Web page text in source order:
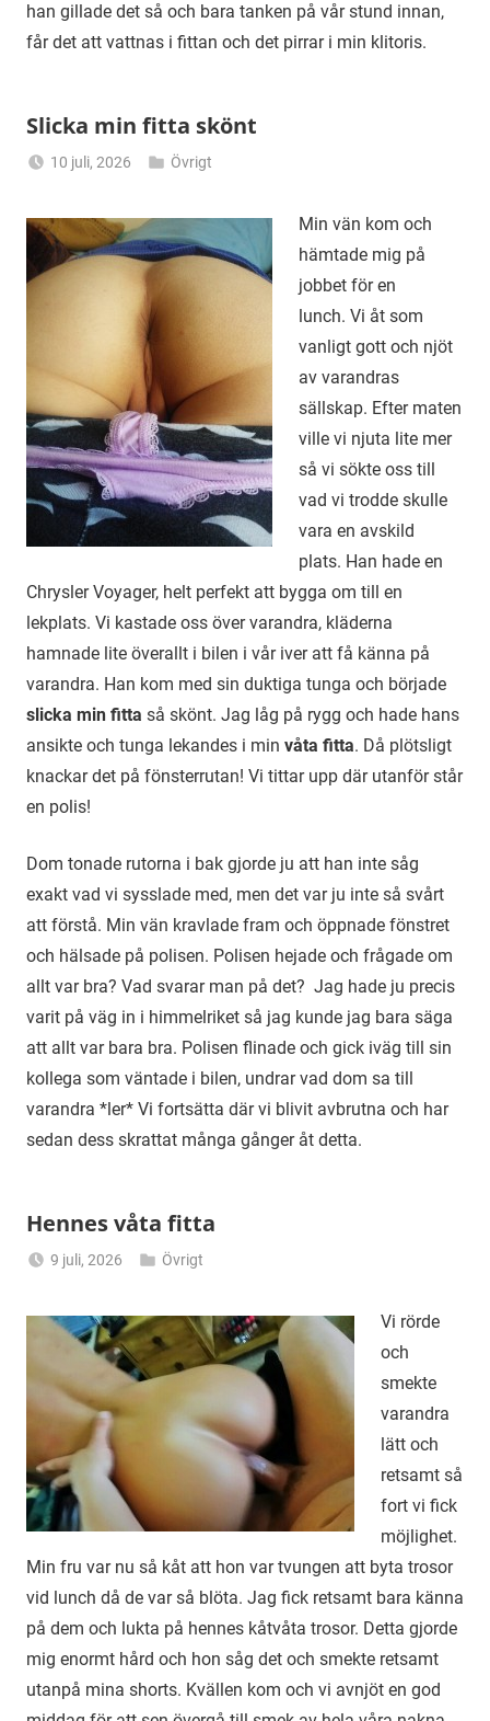
han gillade det så och bara tanken på vår stund innan,
får det att vattnas i fittan och det pirrar i min klitoris.
Slicka min fitta skönt
10 juli, 2026
Övrigt
Min vän kom och
hämtade mig på
jobbet för en
lunch. Vi åt som
vanligt gott och njöt
av varandras
sällskap. Efter maten
ville vi njuta lite mer
så vi sökte oss till
vad vi trodde skulle
vara en avskild
plats. Han hade en
Chrysler Voyager, helt perfekt att bygga om till en
lekplats. Vi kastade oss över varandra, kläderna
hamnade lite överallt i bilen i vår iver att få känna på
varandra. Han kom med sin duktiga tunga och började
slicka min fitta så skönt. Jag låg på rygg och hade hans
ansikte och tunga lekandes i min våta fitta. Då plötsligt
knackar det på fönsterrutan! Vi tittar upp där utanför står
en polis!
Dom tonade rutorna i bak gjorde ju att han inte såg
exakt vad vi sysslade med, men det var ju inte så svårt
att förstå. Min vän kravlade fram och öppnade fönstret
och hälsade på polisen. Polisen hejade och frågade om
allt var bra? Vad svarar man på det? Jag hade ju precis
varit på väg in i himmelriket så jag kunde jag bara säga
att allt var bara bra. Polisen flinade och gick iväg till sin
kollega som väntade i bilen, undrar vad dom sa till
varandra *ler* Vi fortsätta där vi blivit avbrutna och har
sedan dess skrattat många gånger åt detta.
Hennes våta fitta
9 juli, 2026
Övrigt
Vi rörde
och
smekte
varandra
lätt och
retsamt så
fort vi fick
möjlighet.
Min fru var nu så kåt att hon var tvungen att byta trosor
vid lunch då de var så blöta. Jag fick retsamt bara känna
på dem och lukta på hennes kåtvåta trosor. Detta gjorde
mig enormt hård och hon såg det och smekte retsamt
utanpå mina shorts. Kvällen kom och vi avnjöt en god